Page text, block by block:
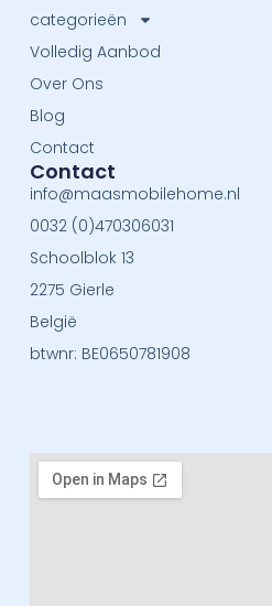
categorieën
Volledig Aanbod
Over Ons
Blog
Contact
Contact
info@maasmobilehome.nl
0032 (0)470306031
Schoolblok 13
2275 Gierle
België
btwnr: BE0650781908